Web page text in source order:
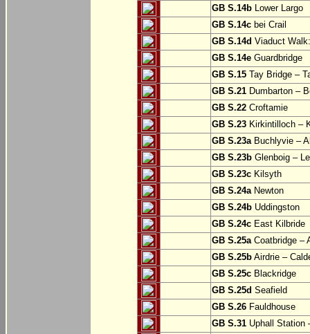
GB S.14b Lower Largo
GB S.14c bei Crail
GB S.14d Viaduct
GB S.14e Guardbridge
GB S.15 Tay Bridge –
GB S.21 Dumbarton –
GB S.22 Croftamie
GB S.23 Kirkintilloch –
GB S.23aBuchlyvie –
GB S.23b Glenboig –
GB S.23c Kilsyth
GB S.24aNewton
GB S.24b Uddingston
GB S.24c East Kilbride
GB S.25aCoatbridge –
GB S.25b Airdrie –
GB S.25c Blackridge
GB S.25d Seafield
GB S.26 Fauldhouse
GB S.31 Uphall Station